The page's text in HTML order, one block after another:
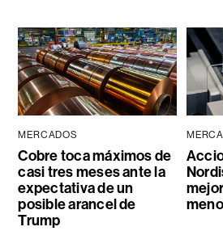
MERCADOS
Cobre toca máximos de
casi tres meses ante la
expectativa de un
posible arancel de
Trump